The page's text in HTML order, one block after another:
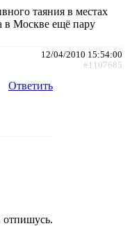
таяния в местах
в Москве ещё пару
12/04/2010 15:54:00
#1107685
Ответить